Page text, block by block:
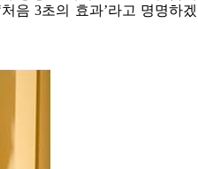
음 3초의 효과’라고 명명하겠